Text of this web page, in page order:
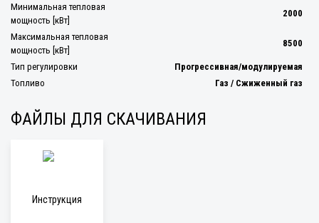
Минимальная тепловая
мощность [кВт]
2000
Максимальная тепловая
мощность [кВт]
8500
Тип регулировки
Прогрессивная/модулируемая
Топливо
Газ / Сжиженный газ
ФАЙЛЫ ДЛЯ СКАЧИВАНИЯ
Инструкция